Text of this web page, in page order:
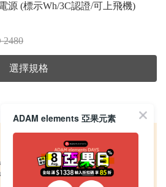
源 (標示Wh/3C認證/可上飛機)
2480
選擇規格
ADAM elements 亞果元素